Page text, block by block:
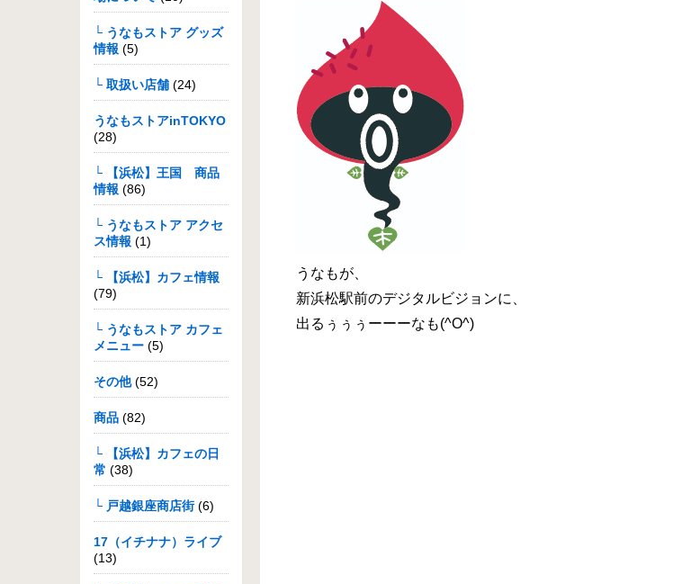
└ うなもストア グッズ
情報 (5)
└ 取扱い店舗 (24)
うなもストアinTOKYO
(28)
└ 【浜松】王国 商品
情報 (86)
└ うなもストア アクセ
ス情報 (1)
└ 【浜松】カフェ情報
(79)
└ うなもストア カフェ
メニュー (5)
その他(52)
商品 (82)
└ 【浜松】カフェの日
常 (38)
└ 戸越銀座商店街(6)
17（イチナナ）ライブ
(13)
うなもが、
新浜松駅前のデジタルビジョンに、
出るぅぅぅーーーなも(^O^)